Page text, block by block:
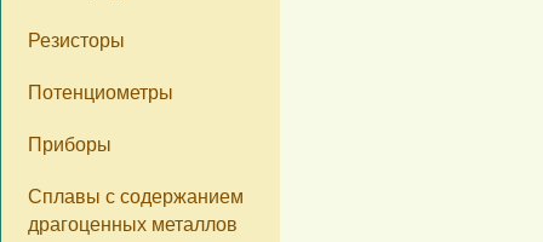
Резисторы
Потенциометры
Приборы
Сплавы с содержанием
драгоценных металлов